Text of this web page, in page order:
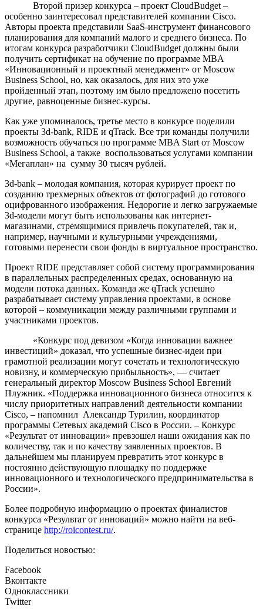
Второй призер конкурса – проект CloudBudget –
особенно заинтересовал представителей компании Cisco.
Авторы проекта представили SaaS-инструмент финансового
планирования для компаний малого и среднего бизнеса. По
итогам конкурса разработчики CloudBudget должны были
получить сертификат на обучение по программе MBA
«Инновационный и проектный менеджмент» от Moscow
Business School, но, как оказалось, для них это уже
пройденный этап, поэтому им было предложено посетить
другие, равноценные бизнес-курсы.
Как уже упоминалось, третье место в конкурсе поделили
проекты 3d-bank, RIDE и qTrack. Все три команды получили
возможность обучаться по программе MBA Start от Moscow
Business School, а также воспользоваться услугами компании
«Мегаплан» на сумму 30 тысяч рублей.
3d-bank – молодая компания, которая курирует проект по
созданию трехмерных объектов от фотографий до готового
оцифрованного изображения. Недорогие и легко загружаемые
3d-модели могут быть использованы как интернет-
магазинами, стремящимися привлечь покупателей, так и,
например, научными и культурными учреждениями,
готовыми перенести свои фонды в виртуальное пространство.
Проект RIDE представляет собой систему программирования
в параллельных распределенных средах, основанную на
модели потока данных. Команда же qTrack успешно
разрабатывает систему управления проектами, в основе
которой – коммуникации между различными группами и
участниками проектов.
«Конкурс под девизом «Когда инновации важнее
инвестиций» доказал, что успешные бизнес-идеи при
грамотной реализации могут сочетать и технологическую
новизну, и коммерческую прибыльность», — считает
генеральный директор Moscow Business School Евгений
Плужник. «Поддержка инновационного бизнеса относится к
числу приоритетных направлений деятельности компании
Cisco, – напомнил Александр Турилин, координатор
программы Сетевых академий Cisco в России. – Конкурс
«Результат от инновации» превзошел наши ожидания как по
количеству, так и по качеству заявленных проектов. В
дальнейшем мы планируем превратить этот конкурс в
постоянно действующую площадку по поддержке
инновационного и технологического предпринимательства в
России».
Более подробную информацию о проектах финалистов
конкурса «Результат от инноваций» можно найти на веб-
странице http://roicontest.ru/.
Поделиться новостью:
Facebook
Вконтакте
Одноклассники
Twitter